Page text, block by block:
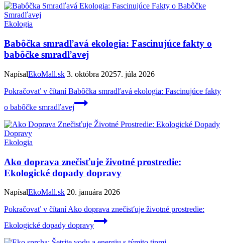
Ekologia
Babôčka smradľavá ekologia: Fascinujúce fakty o
babôčke smradľavej
NapísalEkoMall.sk 3. októbra 20257. júla 2026
Pokračovať v čítaníBabôčka smradľavá ekologia: Fascinujúce fakty
o babôčke smradľavej
Ekologia
Ako doprava znečisťuje životné prostredie:
Ekologické dopady dopravy
NapísalEkoMall.sk 20. januára 2026
Pokračovať v čítaníAko doprava znečisťuje životné prostredie:
Ekologické dopady dopravy